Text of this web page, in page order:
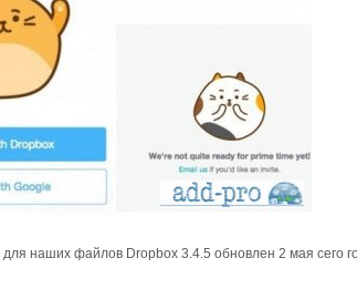
наших файлов Dropbox 3.4.5 обновлен 2 мая сего